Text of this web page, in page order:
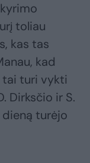
toliau
kas tas
kad
tai turi vykti
Dirksčio ir S.
turėjo